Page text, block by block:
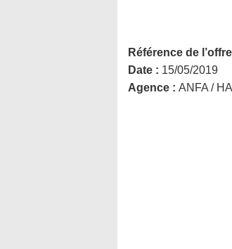
Référence de
Date : 15/05/2019
Agence : ANFA /